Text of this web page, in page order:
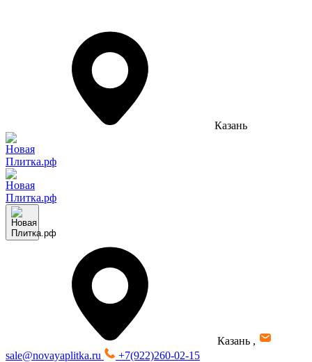
Казань
Казань ,
sale@novayaplitka.ru
+7(922)260-02-15